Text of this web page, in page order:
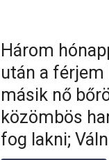
Három
után a férjem
másik nő
közömbös
fog lakni;